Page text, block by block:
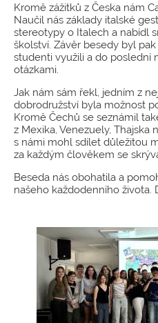
Kromě zážitků z Česka nám
Naučil nás základy italské
stereotypy o Italech a nabídl
školství. Závěr besedy byl
studenti využili a do poslední
otázkami.
Jak nám sám řekl, jedním z
dobrodružství byla možnost
Kromě Čechů se seznámil
z Mexika, Venezuely, Thajska
s námi mohl sdílet důležitou
za každým člověkem se
Beseda nás obohatila a
našeho každodenního života.